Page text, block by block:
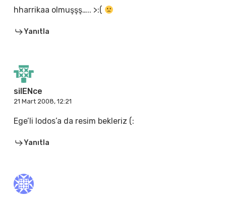
hharrikaa olmuşşş….. >:(
Yanıtla
silENce
21 Mart 2008, 12:21
Ege’li lodos’a da resim bekleriz (:
Yanıtla